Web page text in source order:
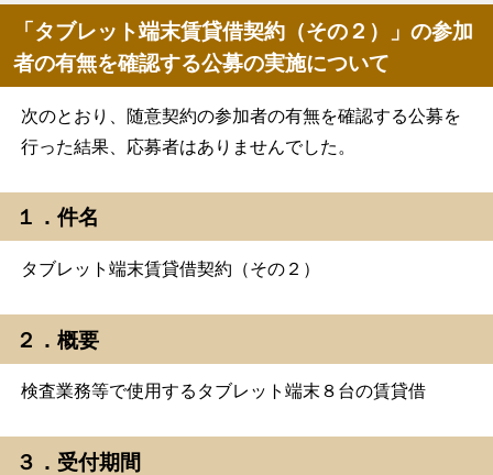
「タブレット端末賃貸借契約（その２）」の参加
者の有無を確認する公募の実施について
次のとおり、随意契約の参加者の有無を確認する公募を
行った結果、応募者はありませんでした。
１．件名
タブレット端末賃貸借契約（その２）
２．概要
検査業務等で使用するタブレット端末８台の賃貸借
３．受付期間